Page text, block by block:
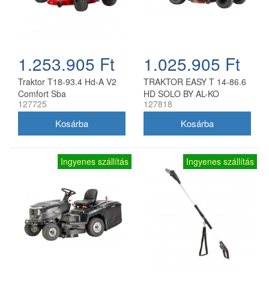
1.253.905 Ft
Traktor T18-93.4 Hd-A V2
Comfort Sba
127725
1.025.905 Ft
TRAKTOR EASY T 14-86.6
HD SOLO BY AL-KO
127818
Ingyenes szállítás Ingyenes szállítás